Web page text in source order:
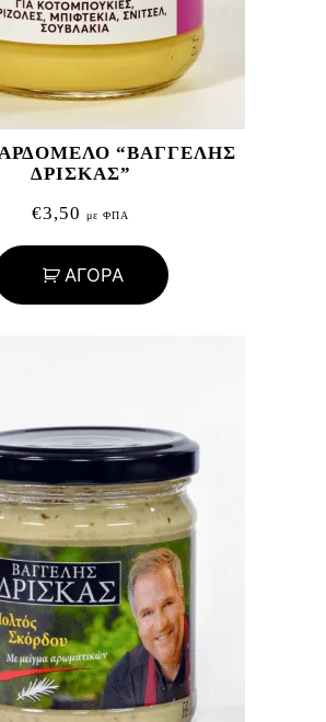
“ΒΑΓΓΕΛΗΣ
ΔΡΙΣΚΑΣ”
€3,50 με ΦΠΑ
ΑΓΟΡΑ